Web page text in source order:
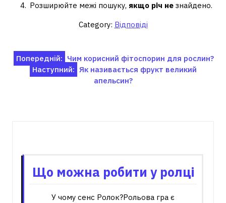
Розширюйте межі пошуку, якщо річ не знайдено.
Category: Відповіді
Навігація
записів
Попередній: Чим корисний фітоспорин для рослин?
Наступний: Як називається фрукт великий
апельсин?
Що можна робити у ролці
У чому сенс Ролок?Рольова гра є